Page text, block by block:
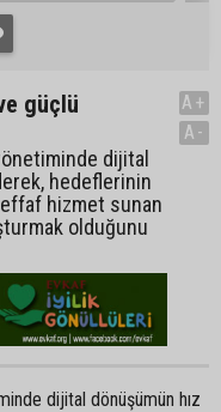
güçlü
dijital
hedeflerinin
hizmet sunan
olduğunu
A+
A-
dijital dönüşümün hız